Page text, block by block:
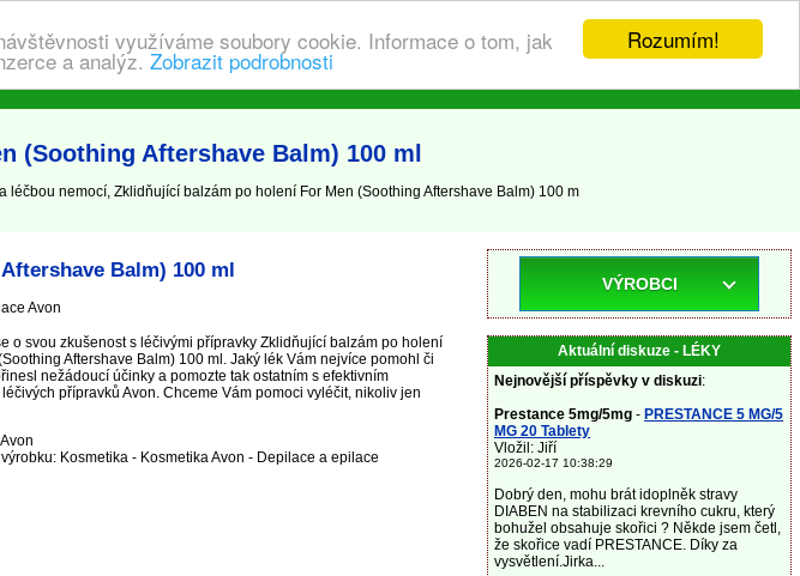
Rozumím!
využíváme soubory cookie. Informace o tom, jak
a analýz. Zobrazit podrobnosti
(Soothing Aftershave Balm) 100 ml
nemocí, Zklidňující balzám po holení For Men (Soothing Aftershave Balm) 100 m
Balm) 100 ml
Avon
o svou zkušenost s léčivými přípravky Zklidňující balzám po holení
Aftershave Balm) 100 ml. Jaký lék Vám nejvíce pomohl či
nežádoucí účinky a pomozte tak ostatním s efektivním
přípravků Avon. Chceme Vám pomoci vyléčit, nikoliv jen
Kosmetika - Kosmetika Avon - Depilace a epilace
VÝROBCI
Aktuální diskuze - LÉKY
Nejnovější příspěvky v diskuzi:
Prestance 5mg/5mg - PRESTANCE 5 MG/5
MG 20 Tablety
Vložil: Jiří
2026-02-17 10:38:29
Dobrý den, mohu brát idoplněk stravy
DIABEN na stabilizaci krevního cukru, který
bohužel obsahuje skořici ? Někde jsem četl,
že skořice vadí PRESTANCE. Díky za
vysvětlení.Jirka...